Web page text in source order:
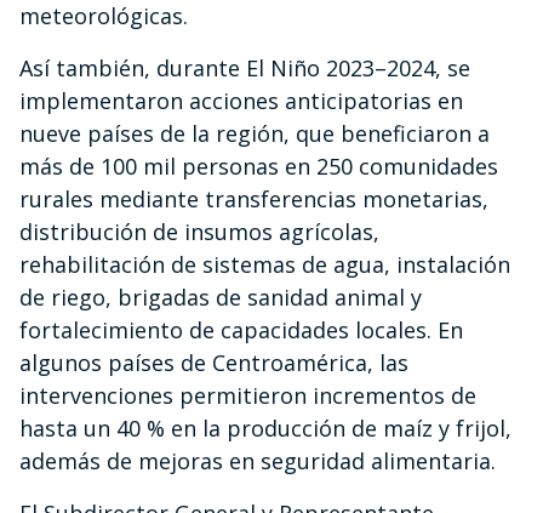
meteorológicas.
Así también, durante El Niño 2023–2024, se
implementaron acciones anticipatorias en
nueve países de la región, que beneficiaron a
más de 100 mil personas en 250 comunidades
rurales mediante transferencias monetarias,
distribución de insumos agrícolas,
rehabilitación de sistemas de agua, instalación
de riego, brigadas de sanidad animal y
fortalecimiento de capacidades locales. En
algunos países de Centroamérica, las
intervenciones permitieron incrementos de
hasta un 40 % en la producción de maíz y frijol,
además de mejoras en seguridad alimentaria.